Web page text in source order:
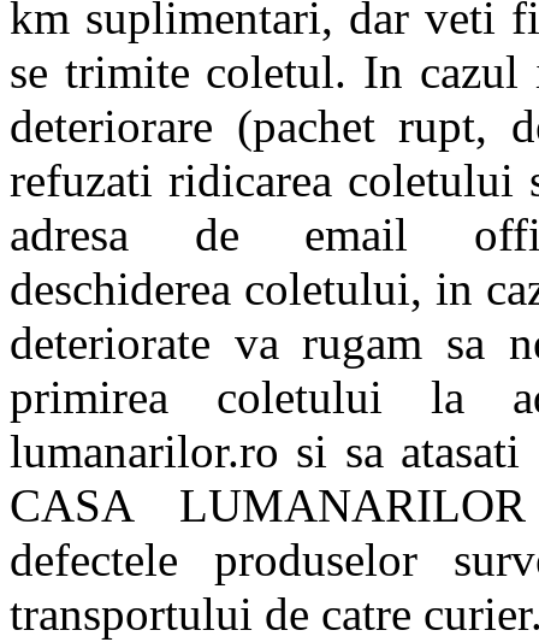
km suplimentari, dar veti
se trimite coletul. In cazul
deteriorare (pachet rupt,
refuzati ridicarea coletului
adresa de email
deschiderea coletului, in
deteriorate va rugam sa
primirea coletului la
lumanarilor.ro si sa
CASA
defectele produselor
transportului de catre